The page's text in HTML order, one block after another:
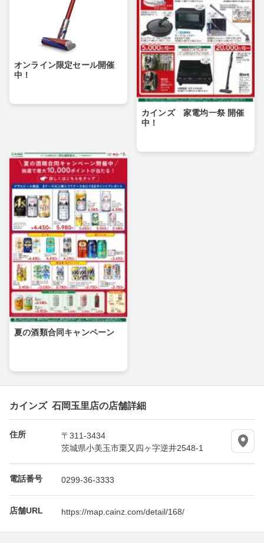
オンライン限定セール開催
中！
カインズ 家電均一祭 開催
中！
夏の酒類合同キャンペーン
カインズ 石岡玉里店の店舗詳細
住所
〒311-3434
茨城県小美玉市栗又四ヶ字逆井2548-1
電話番号 0299-36-3333
店舗URL https://map.cainz.com/detail/168/